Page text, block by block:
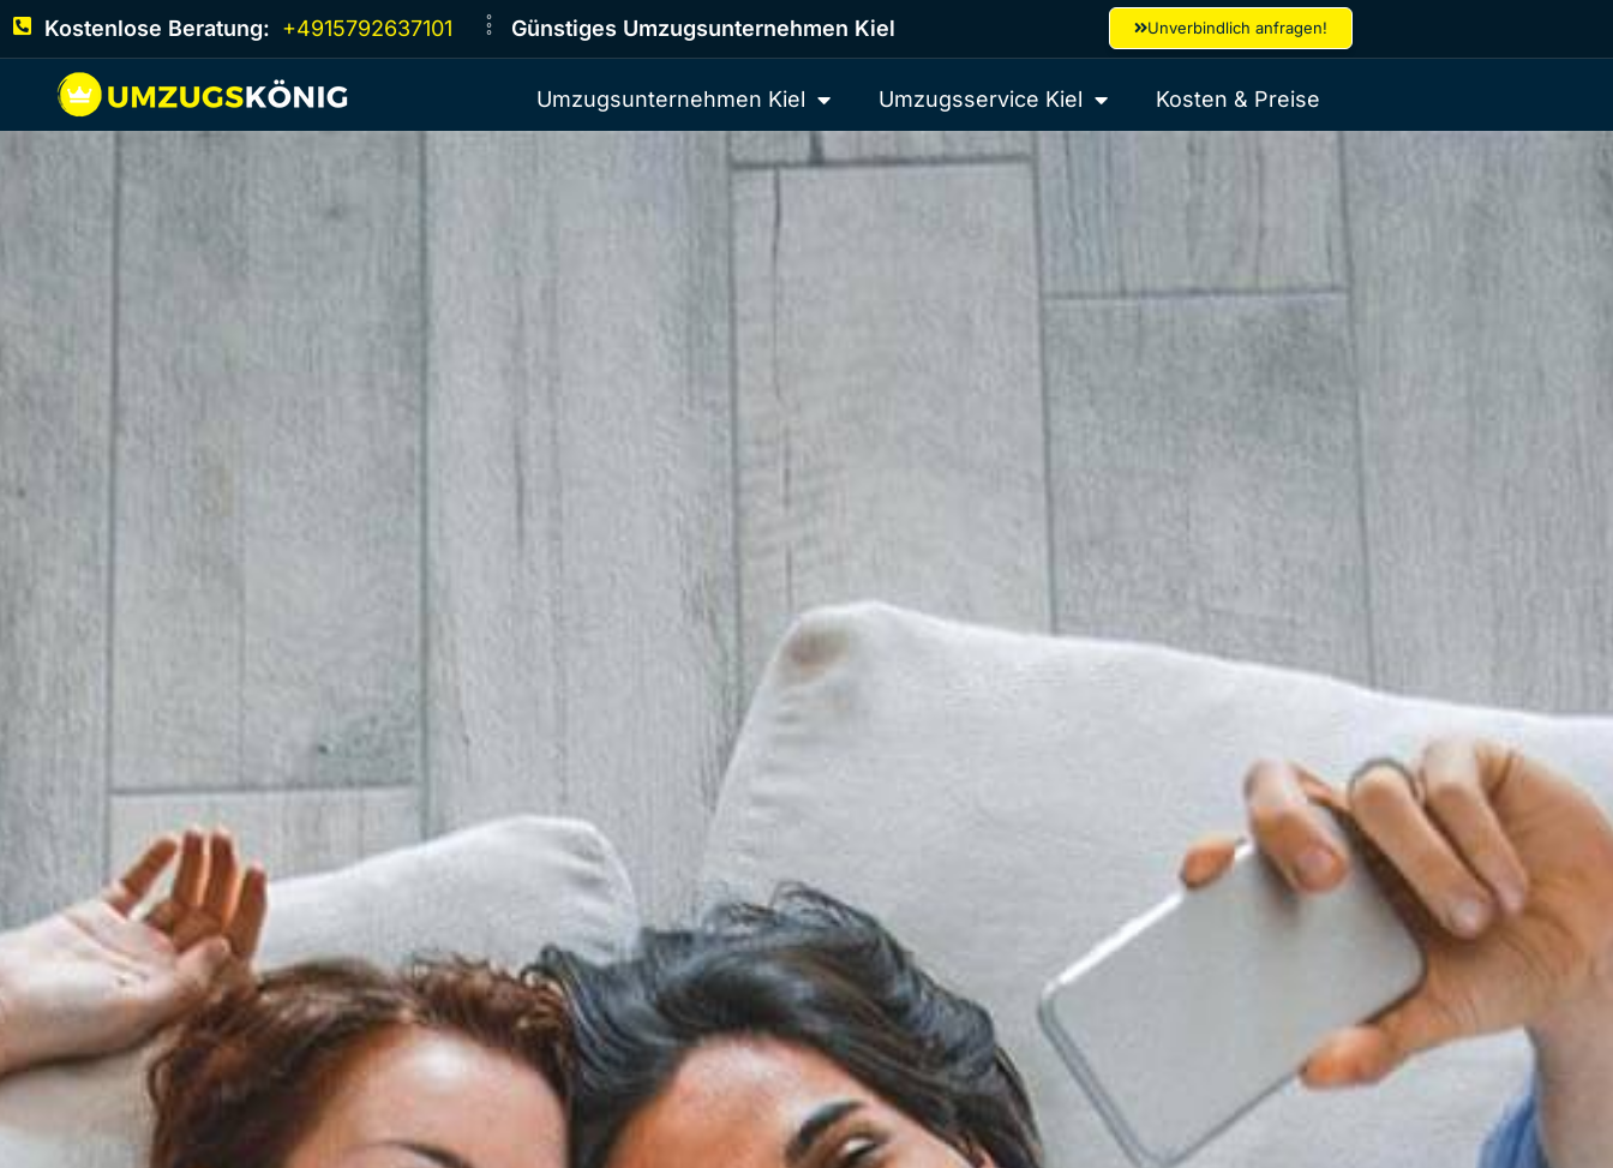
Kostenlose Beratung: +4915792637101 Günstiges Umzugsunternehmen Kiel Unverbindlich anfragen!
Umzugsunternehmen Kiel Umzugsservice Kiel Kosten & Preise